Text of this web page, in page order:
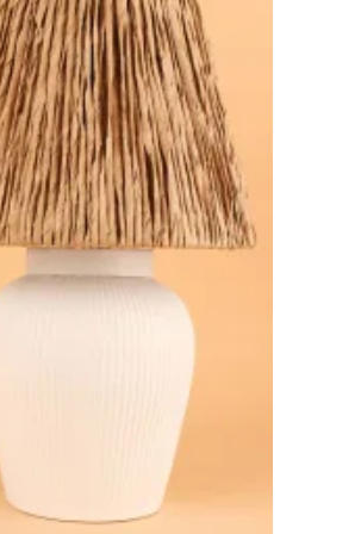
Şık ve estetik dokunuş.
Ev ve ofis dekorasyonunda
Alanları
Salonunuza şıklık katar.
Sıcak ve davetkar bir ortam yaratır.
İdeal aydınlatma sağlar.
bir atmosfer oluşturur.
hasır, Çok Renkli